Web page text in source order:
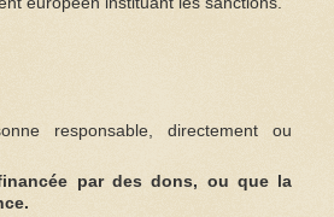
responsable, directement ou
par des dons, ou que la